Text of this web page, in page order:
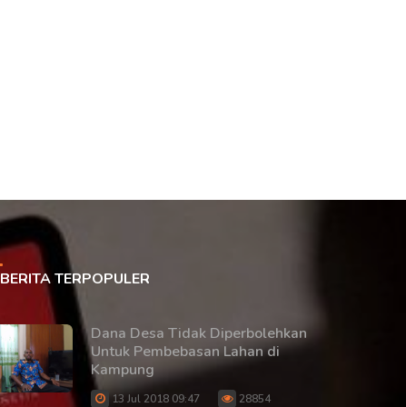
BERITA TERPOPULER
Dana Desa Tidak Diperbolehkan
Untuk Pembebasan Lahan di
Kampung
13 Jul 2018 09:47 28854